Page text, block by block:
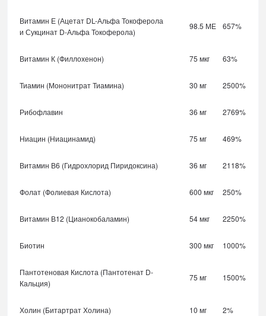
Витамин Е (Ацетат DL-Альфа Токоферола
и Сукцинат D-Альфа Токоферола)
98.5 МЕ 657%
Витамин К (Филлохенон) 75 мкг 63%
Тиамин (Мононитрат Тиамина) 30 мг 2500%
Рибофлавин 36 мг 2769%
Ниацин (Ниацинамид) 75 мг 469%
Витамин В6 (Гидрохлорид Пиридоксина) 36 мг 2118%
Фолат (Фолиевая Кислота) 600 мкг 250%
Витамин В12 (Цианокобаламин) 54 мкг 2250%
Биотин 300 мкг 1000%
Пантотеновая Кислота (Пантотенат D-
Кальция)
75 мг 1500%
Холин (Битартрат Холина) 10 мг 2%